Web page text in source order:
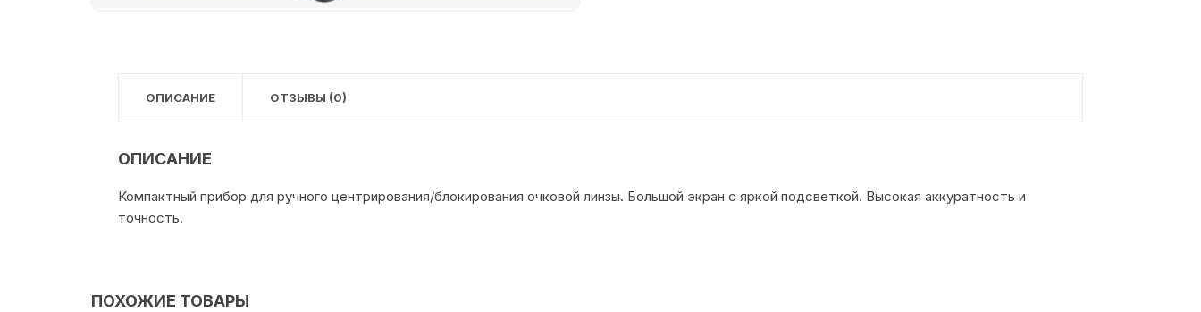
ОПИСАНИЕ ОТЗЫВЫ (0)
ОПИСАНИЕ
Компактный прибор для ручного центрирования/блокирования очковой линзы. Большой экран с яркой подсветкой. Высокая аккуратность и
точность.
ПОХОЖИЕ ТОВАРЫ